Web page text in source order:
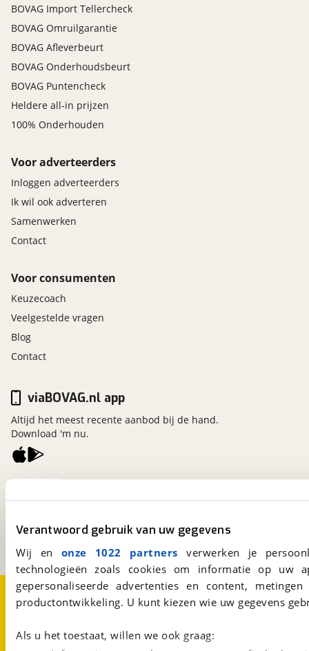
Verantwoord gebruik van uw gegevens
Wij en onze 1022 partners verwerken je
technologieën zoals cookies om informatie op
gepersonaliseerde advertenties en content,
productontwikkeling. U kunt kiezen wie uw gegevens
Als u het toestaat, willen we ook graag:
BOVAG Import Tellercheck
BOVAG Omruilgarantie
BOVAG Afleverbeurt
BOVAG Onderhoudsbeurt
BOVAG Puntencheck
Heldere all-in prijzen
100% Onderhouden
Voor adverteerders
Inloggen adverteerders
Ik wil ook adverteren
Samenwerken
Contact
Voor consumenten
Keuzecoach
Veelgestelde vragen
Blog
Contact
Een initiatief van
viaBOVAG.nl app
Altijd het meest recente aanbod bij de hand.
Download 'm nu.
Over viaBOVAG.nlDisclaimer- en Privacyverklaring
CookievoorkeurenVacatures